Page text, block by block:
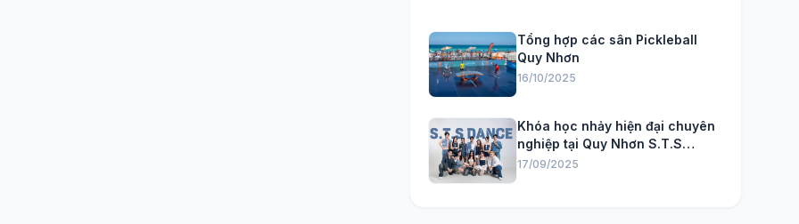
Tổng hợp các sân Pickleball
Quy Nhơn
16/10/2025
Khóa học nhảy hiện đại chuyên
nghiệp tại Quy Nhơn S.T.S
Dance Studio
17/09/2025